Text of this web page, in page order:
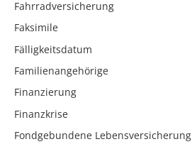
Fahrradversicherung
Faksimile
Fälligkeitsdatum
Familienangehörige
Finanzierung
Finanzkrise
Fondgebundene Lebensversicherung